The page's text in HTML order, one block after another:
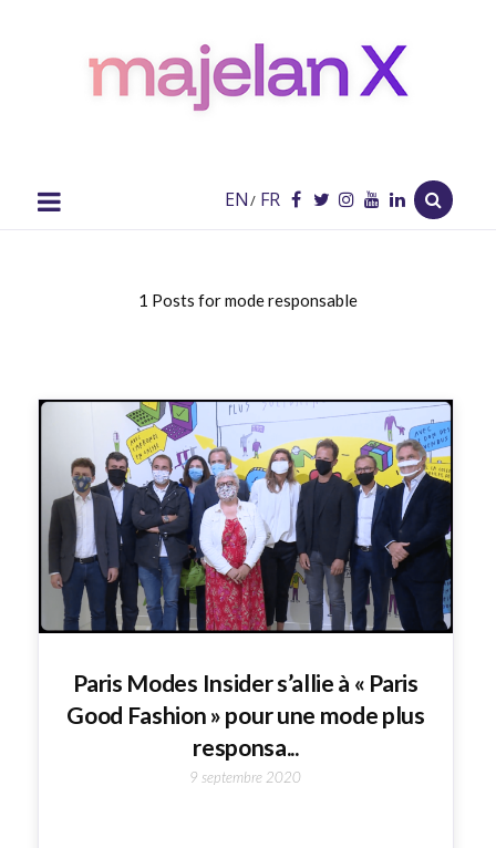
majelan
X
Blog
EN/ FR
1 Posts for mode responsable
Paris Modes Insider s’allie à « Paris
Good Fashion » pour une mode plus
responsa...
9 septembre 2020